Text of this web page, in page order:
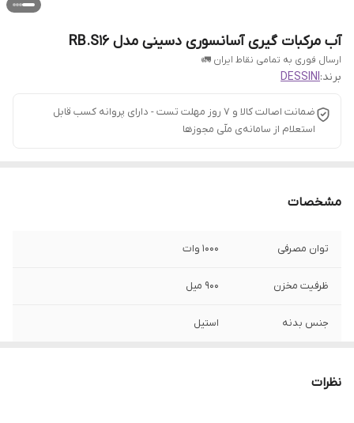
آب مرکبات گیری آسانسوری دسینی مدل RB.S16
ارسال فوری به تمامی نقاط ایران 🚛
برند:DESSINI
ضمانت اصالت کالا و ۷ روز مهلت تست - دارای پروانه کسب قابل
استعلام از سامانه‌ی ملّی مجوزها
مشخصات
توان مصرفی ۱۰۰۰ وات
ظرفیت مخزن ۹۰۰ میل
جنس بدنه استیل
نظرات